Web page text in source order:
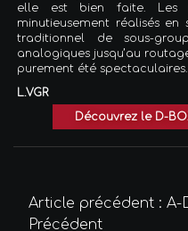
elle est bien faite. Les
minutieusement réalisés
traditionnel de sous-
analogiques jusqu’au
purement été spectaculaires.
L.VGR
Découvrez le D-
Article précédent : A-
Précédent